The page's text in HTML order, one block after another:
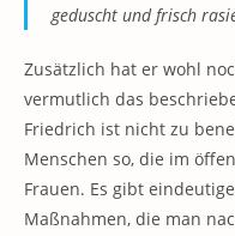
geduscht und frisch
Zusätzlich hat er wohl
vermutlich das
Friedrich ist nicht zu
Menschen so, die im
Frauen. Es gibt
Maßnahmen, die man